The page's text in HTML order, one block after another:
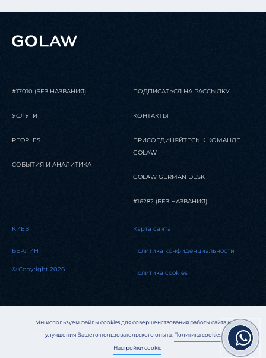
Мы используем файлы cookies для совершенствования работы сайта и
улучшения Вашего пользовательского опыта. Политика cookies
Настройки cookie
#17010 (БЕЗ НАЗВАНИЯ)
УСЛУГИ
PEOPLES
СОБЫТИЯ И АНАЛИТИКА
ПОДПИСАТЬСЯ НА РАССЫЛКУ
КОНТАКТЫ
ПРИСОЕДИНЯЙТЕСЬ К КОМАНДЕ
GOLAW
GOLAW GERMAN DESK
#16282 (БЕЗ НАЗВАНИЯ)
КИЕВ
БЕРЛИН
© Copyright 2026
Карта сайта
Политика конфиденциальности
Политика cookies